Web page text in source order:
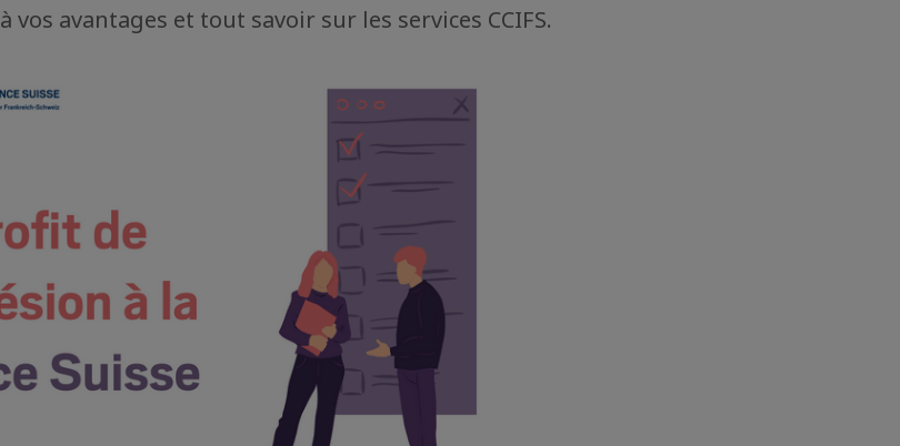
vos avantages et tout savoir sur les services CCIFS.